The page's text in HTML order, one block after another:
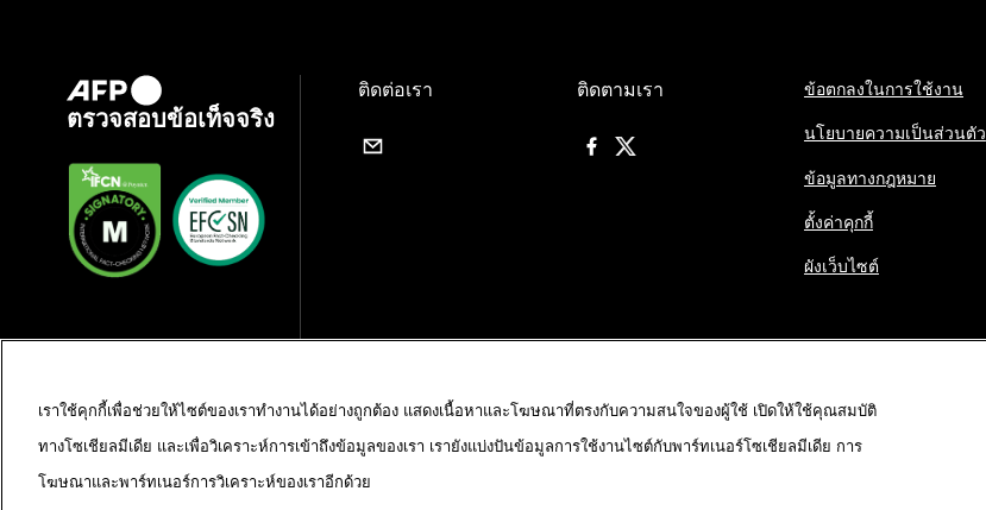
ตรวจสอบข้อเท็จจริง
ติดต่อเรา ติดตามเรา ข้อตกลงในการใช้งาน
นโยบายความเป็นส่วนตัว
ข้อมูลทางกฎหมาย
ตั้งค่าคุกกี้
ผังเว็บไซต์
เราใช้คุกกี้เพื่อช่วยให้ไซต์ของเราทำงานได้อย่างถูกต้อง แสดงเนื้อหาและโฆษณาที่ตรงกับความสนใจของผู้ใช้ เปิดให้ใช้คุณสมบัติ
ทางโซเชียลมีเดีย และเพื่อวิเคราะห์การเข้าถึงข้อมูลของเรา เรายังแบ่งปันข้อมูลการใช้งานไซต์กับพาร์ทเนอร์โซเชียลมีเดีย การ
โฆษณาและพาร์ทเนอร์การวิเคราะห์ของเราอีกด้วย